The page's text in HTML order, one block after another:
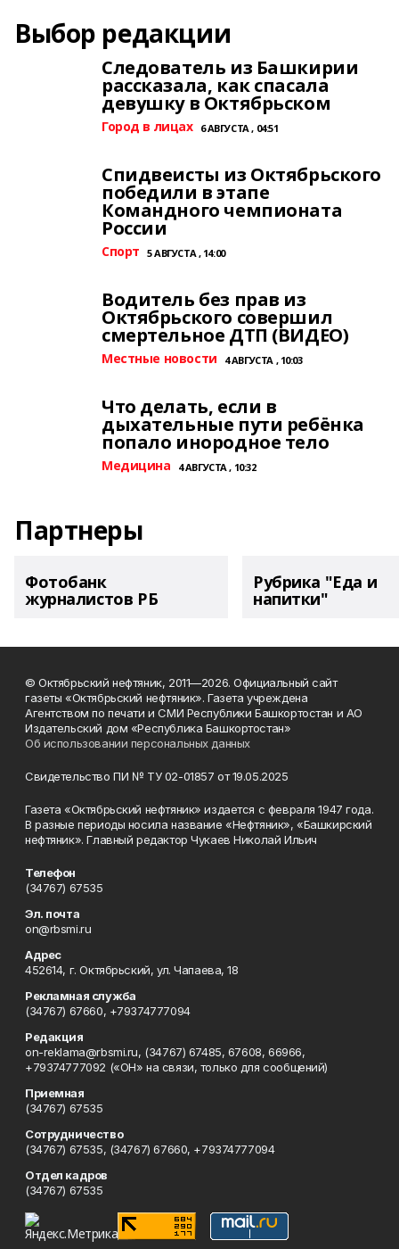
Выбор редакции
Следователь из Башкирии
рассказала, как спасала
девушку в Октябрьском
Город в лицах 6 АВГУСТА , 04:51
Спидвеисты из Октябрьского
победили в этапе
Командного чемпионата
России
Спорт 5 АВГУСТА , 14:00
Водитель без прав из
Октябрьского совершил
смертельное ДТП (ВИДЕО)
Местные новости 4 АВГУСТА , 10:03
Что делать, если в
дыхательные пути ребёнка
попало инородное тело
Медицина 4 АВГУСТА , 10:32
Партнеры
Фотобанк
журналистов РБ
Рубрика "Еда и
напитки"
© Октябрьский нефтяник, 2011—2026. Официальный сайт
газеты «Октябрьский нефтяник». Газета учреждена
Агентством по печати и СМИ Республики Башкортостан и АО
Издательский дом «Республика Башкортостан»
Об использовании персональных данных
Свидетельство ПИ № ТУ 02-01857 от 19.05.2025
Газета «Октябрьский нефтяник» издается с февраля 1947 года.
В разные периоды носила название «Нефтяник», «Башкирский
нефтяник». Главный редактор Чукаев Николай Ильич
Телефон
(34767) 67535
Эл. почта
on@rbsmi.ru
Адрес
452614, г. Октябрьский, ул. Чапаева, 18
Рекламная служба
(34767) 67660, +79374777094
Редакция
on-reklama@rbsmi.ru, (34767) 67485, 67608, 66966,
+79374777092 («ОН» на связи, только для сообщений)
Приемная
(34767) 67535
Сотрудничество
(34767) 67535, (34767) 67660, +79374777094
Отдел кадров
(34767) 67535